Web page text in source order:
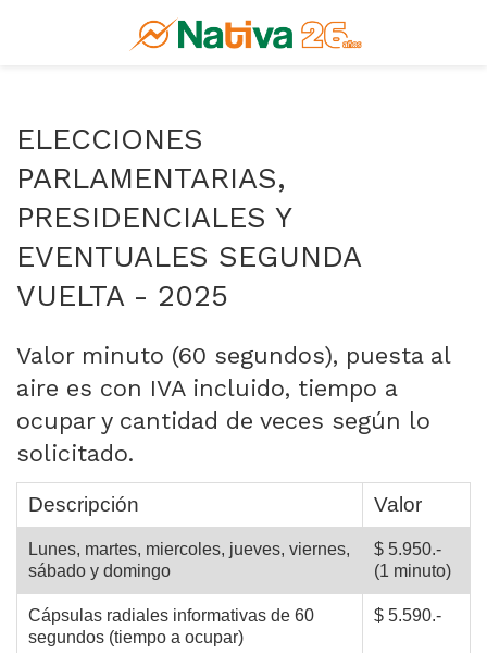
ELECCIONES
PARLAMENTARIAS,
PRESIDENCIALES Y
EVENTUALES SEGUNDA
VUELTA - 2025
Valor minuto (60 segundos), puesta al
aire es con IVA incluido, tiempo a
ocupar y cantidad de veces según lo
solicitado.
Descripción Valor
Lunes, martes, miercoles, jueves, viernes,
sábado y domingo
$ 5.950.-
(1 minuto)
Cápsulas radiales informativas de 60
segundos (tiempo a ocupar)
$ 5.590.-